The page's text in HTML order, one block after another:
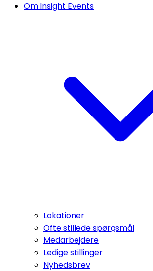
Om Insight Events
Lokationer
Ofte stillede spørgsmål
Medarbejdere
Ledige stillinger
Nyhedsbrev